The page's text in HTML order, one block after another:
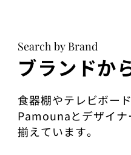
Search by Brand
ブランドか
食器棚やテレビボー
Pamounaとデザイナ
揃えています。